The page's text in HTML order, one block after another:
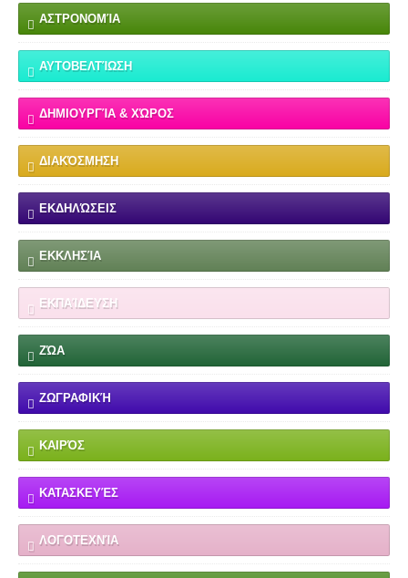
ΑΣΤΡΟΝΟΜΊΑ
ΑΥΤΟΒΕΛΤΊΩΣΗ
ΔΗΜΙΟΥΡΓΊΑ & ΧΏΡΟΣ
ΔΙΑΚΌΣΜΗΣΗ
ΕΚΔΗΛΏΣΕΙΣ
ΕΚΚΛΗΣΊΑ
ΕΚΠΑΊΔΕΥΣΗ
ΖΏΑ
ΖΩΓΡΑΦΙΚΉ
ΚΑΙΡΌΣ
ΚΑΤΑΣΚΕΥΈΣ
ΛΟΓΟΤΕΧΝΊΑ